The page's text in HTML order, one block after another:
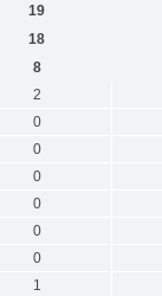
19
18
8
2
0
0
0
0
0
0
1